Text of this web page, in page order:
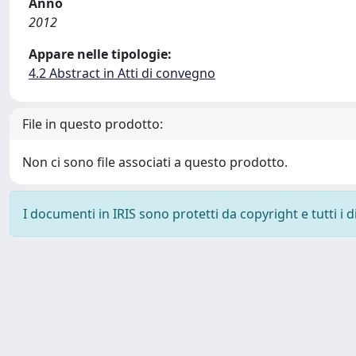
2012
Appare nelle tipologie:
4.2 Abstract in Atti di convegno
File in questo prodotto:
Non ci sono file associati a questo prodotto.
I documenti in IRIS sono protetti da copyright e tutti i